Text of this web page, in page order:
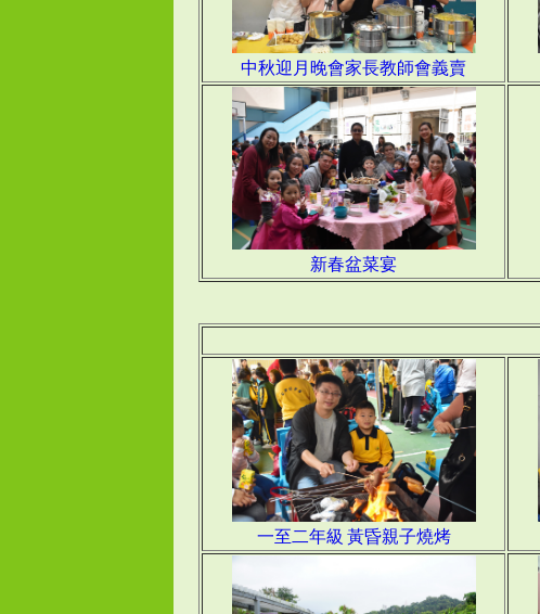
中秋迎月晚會家長教師會義賣
新春盆菜宴
一至二年級 黃昏親子燒烤